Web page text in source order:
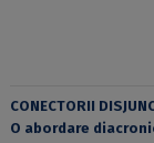
CONECTORII
O abordare